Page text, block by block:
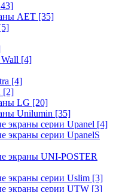
AET [35]
[4]
[4]
[2]
LG [20]
Unilumin [35]
экраны серии Upanel [4]
экраны серии UpanelS
экраны UNI-POSTER
экраны серии Uslim [3]
экраны серии UTW [3]